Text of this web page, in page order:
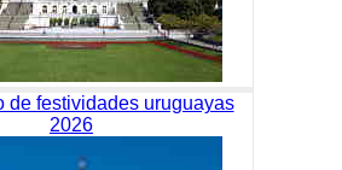
de festividades uruguayas
2026